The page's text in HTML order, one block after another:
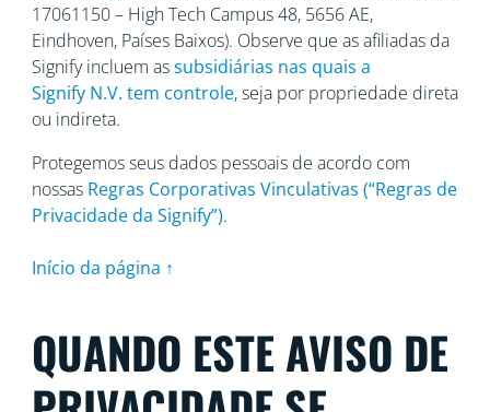
17061150 – High Tech Campus 48, 5656AE,
Eindhoven, Países Baixos). Observe que as afiliadas da
Signify incluem assubsidiárias nas quais a
Signify N.V. tem controle, seja por propriedade direta
ou indireta.
Protegemos seus dados pessoais de acordo com
nossas Regras Corporativas Vinculativas (“Regras de
Privacidade da Signify”).
Início da página ↑
QUANDO ESTE AVISO DE